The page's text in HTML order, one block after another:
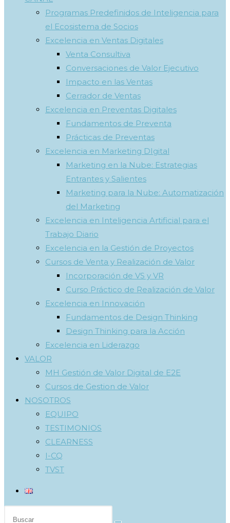
Programas Predefinidos de Inteligencia para
el Ecosistema de Socios
Excelencia en Ventas Digitales
Venta Consultiva
Conversaciones de Valor Ejecutivo
Impacto en las Ventas
Cerrador de Ventas
Excelencia en Preventas Digitales
Fundamentos de Preventa
Prácticas de Preventas
Excelencia en Marketing DIgital
Marketing en la Nube: Estrategias
Entrantes y Salientes
Marketing para la Nube: Automatización
del Marketing
Excelencia en Inteligencia Artificial para el
Trabajo Diario
Excelencia en la Gestión de Proyectos
Cursos de Venta y Realización de Valor
Incorporación de VS y VR
Curso Práctico de Realización de Valor
Excelencia en Innovación
Fundamentos de Design Thinking
Design Thinking para la Acción
Excelencia en Liderazgo
VALOR
MH Gestión de Valor Digital de E2E
Cursos de Gestion de Valor
NOSOTROS
EQUIPO
TESTIMONIOS
CLEARNESS
I-CQ
TVST